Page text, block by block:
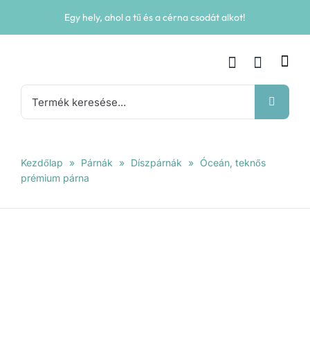
Egy hely, ahol a tű és a cérna csodát alkot!
Keresés...
Kezdőlap » Párnák » Díszpárnák » Óceán, teknős
prémium párna